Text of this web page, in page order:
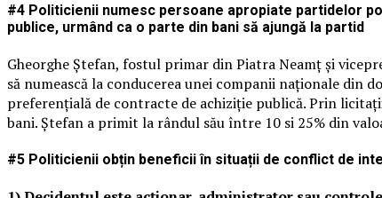
#4 Politicienii numesc persoane apropiate partidelor
publice, urmând ca o parte din bani să ajungă la partid
Gheorghe Ștefan, fostul primar din Piatra Neamț și
să numească la conducerea unei companii naționale din
preferențială de contracte de achiziție publică. Prin
bani. Ștefan a primit la rândul său între 10 si 25% din
#5 Politicienii obțin beneficii în situații de conflict de